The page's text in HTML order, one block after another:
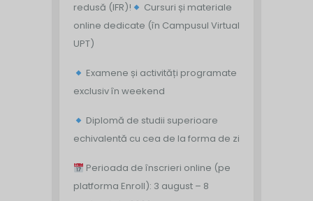
redusă (IFR)!
Cursuri și materiale
online dedicate (în Campusul Virtual
UPT)
Examene și activități programate
exclusiv în weekend
Diplomă de studii superioare
echivalentă cu cea de la forma de zi
Perioada de înscrieri online (pe
platforma Enroll): 3 august – 8